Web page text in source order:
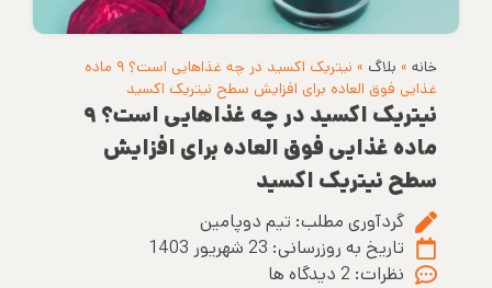
خانه » بلاگ »
نیتریک اکسید در چه غذاهایی است؟ ۹ ماده
غذایی فوق العاده برای افزایش سطح نیتریک اکسید
نیتریک اکسید در چه غذاهایی است؟ ۹
ماده غذایی فوق العاده برای افزایش
سطح نیتریک اکسید
گردآوری مطلب: تیم دوپامین
تاریخ به روزرسانی: 23 شهریور 1403
نظرات: